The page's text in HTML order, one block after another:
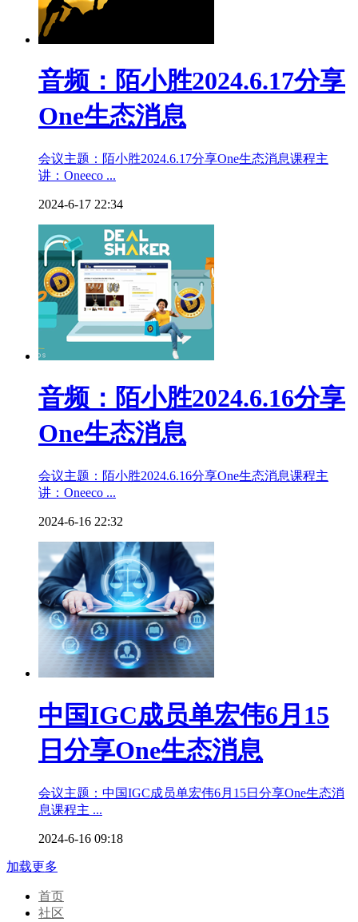
音频：陌小胜2024.6.17分享
One生态消息
会议主题：陌小胜2024.6.17分享One生态消息课程主
讲：Oneeco ...
2024-6-17 22:34
音频：陌小胜2024.6.16分享
One生态消息
会议主题：陌小胜2024.6.16分享One生态消息课程主
讲：Oneeco ...
2024-6-16 22:32
中国IGC成员单宏伟6月15
日分享One生态消息
会议主题：中国IGC成员单宏伟6月15日分享One生态消
息课程主 ...
2024-6-16 09:18
加载更多
首页
社区